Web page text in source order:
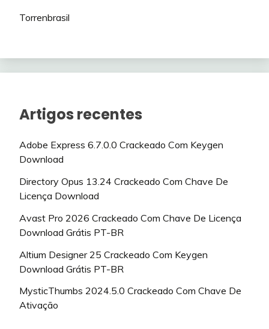
Torrenbrasil
Artigos recentes
Adobe Express 6.7.0.0 Crackeado Com Keygen
Download
Directory Opus 13.24 Crackeado Com Chave De
Licença Download
Avast Pro 2026 Crackeado Com Chave De Licença
Download Grátis PT-BR
Altium Designer 25 Crackeado Com Keygen
Download Grátis PT-BR
MysticThumbs 2024.5.0 Crackeado Com Chave De
Ativação